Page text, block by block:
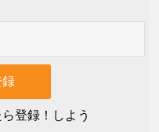
登録！しよう